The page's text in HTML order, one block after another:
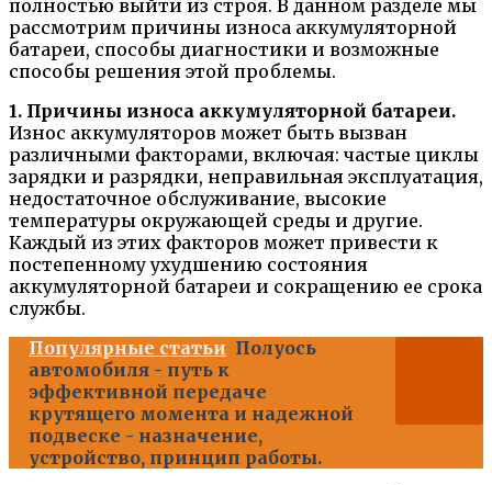
полностью выйти из строя. В данном разделе мы
рассмотрим причины износа аккумуляторной
батареи, способы диагностики и возможные
способы решения этой проблемы.
1. Причины износа аккумуляторной батареи.
Износ аккумуляторов может быть вызван
различными факторами, включая: частые циклы
зарядки и разрядки, неправильная эксплуатация,
недостаточное обслуживание, высокие
температуры окружающей среды и другие.
Каждый из этих факторов может привести к
постепенному ухудшению состояния
аккумуляторной батареи и сокращению ее срока
службы.
Популярные статьи Полуось
автомобиля - путь к
эффективной передаче
крутящего момента и надежной
подвеске - назначение,
устройство, принцип работы.